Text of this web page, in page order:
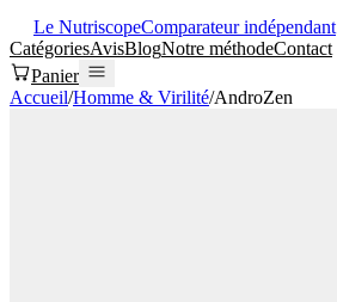
Le NutriscopeComparateur indépendant
CatégoriesAvisBlogNotre méthodeContact
Panier
Accueil/Homme & Virilité/AndroZen